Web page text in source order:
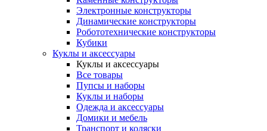
Электронные конструкторы
Динамические конструкторы
Робототехнические конструкторы
Кубики
Куклы и аксессуары
Куклы и аксессуары
Все товары
Пупсы и наборы
Куклы и наборы
Одежда и аксессуары
Домики и мебель
Транспорт и коляски